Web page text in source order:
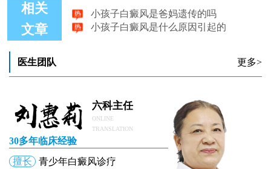
相关
文章
小孩子白癜风是什么原因引起的
小孩子白癜风表的症状
医生团队 更多>
六科主任
ONLINE
TRANSLATION
30多年临床经验
擅长
青少年白癜风诊疗